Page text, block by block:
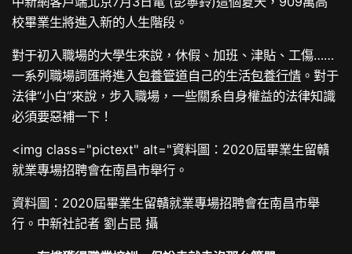
校畢業生將進入新的人生階段。
對于初入職場的大學生來說，休假、加班、津貼、工傷……
一系列職場詞匯將進入包養管道自己的生活包養行情 。對于
法律“小白”來說，步入職場，一些關系自身權益的法律知識
必須要惡補一下！
<img class="pictext" alt="資料圖：2020屆畢業生留贛
就業專場招聘會在南昌市舉行。
資料圖：2020屆畢業生留贛就業專場招聘會在南昌市舉
行。中新社記者 劉占昆 攝